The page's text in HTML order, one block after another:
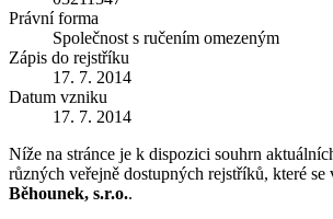
Právní forma
Společnost s ručením omezeným
Zápis do rejstříku
17. 7. 2014
Datum vzniku
17. 7. 2014
Níže na stránce je k dispozici souhrn
různých veřejně dostupných rejstříků, které
Běhounek, s.r.o..